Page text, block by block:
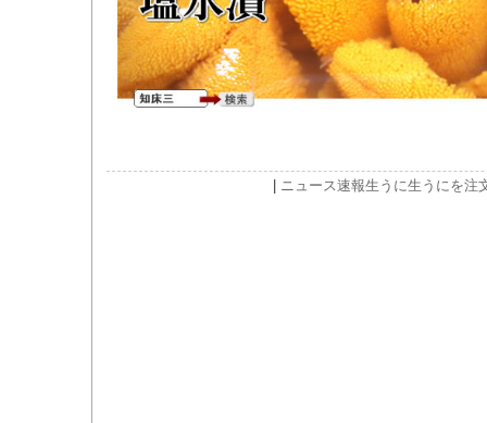
ニュース速報生うに生うにを注